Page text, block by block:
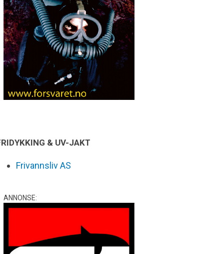
& UV-JAKT
Frivannsliv AS
ANNONSE: